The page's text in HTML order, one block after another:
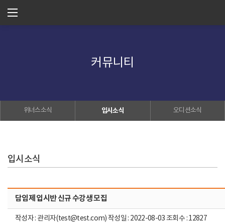
커뮤니티
위너스소식 입시소식 오디션소식
입시소식
담임제 입시반 신규 수강생 모집
작성자 : 관리자(test@test.com) 작성일 : 2022-08-03 조회수 : 12827